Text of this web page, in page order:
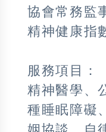
協會常務監
精神健康指
服務項目：
精神醫學、
種睡眠障礙
姻協談、自